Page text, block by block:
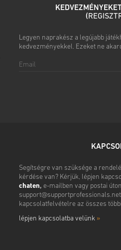
(
Legyen naprakész a legújabb
kedvezményekkel. Ezeket ne
Segítségre van szüksége a
kérdése van? Kérjük, lépjen
chaten, e-mailben vagy postai
support@supportprofessionals.net
kapcsolatfelvételre az összes
lépjen kapcsolatba velünk »